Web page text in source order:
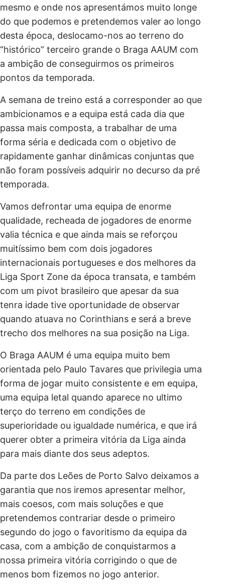
mesmo e onde nos apresentámos muito longe
do que podemos e pretendemos valer ao longo
desta época, deslocamo-nos ao terreno do
“histórico” terceiro grande o Braga AAUM com
a ambição de conseguirmos os primeiros
pontos da temporada.
A semana de treino está a corresponder ao que
ambicionamos e a equipa está cada dia que
passa mais composta, a trabalhar de uma
forma séria e dedicada com o objetivo de
rapidamente ganhar dinâmicas conjuntas que
não foram possíveis adquirir no decurso da pré
temporada.
Vamos defrontar uma equipa de enorme
qualidade, recheada de jogadores de enorme
valia técnica e que ainda mais se reforçou
muitíssimo bem com dois jogadores
internacionais portugueses e dos melhores da
Liga Sport Zone da época transata, e também
com um pivot brasileiro que apesar da sua
tenra idade tive oportunidade de observar
quando atuava no Corinthians e será a breve
trecho dos melhores na sua posição na Liga.
O Braga AAUM é uma equipa muito bem
orientada pelo Paulo Tavares que privilegia uma
forma de jogar muito consistente e em equipa,
uma equipa letal quando aparece no ultimo
terço do terreno em condições de
superioridade ou igualdade numérica, e que irá
querer obter a primeira vitória da Liga ainda
para mais diante dos seus adeptos.
Da parte dos Leões de Porto Salvo deixamos a
garantia que nos iremos apresentar melhor,
mais coesos, com mais soluções e que
pretendemos contrariar desde o primeiro
segundo do jogo o favoritismo da equipa da
casa, com a ambição de conquistarmos a
nossa primeira vitória corrigindo o que de
menos bom fizemos no jogo anterior.